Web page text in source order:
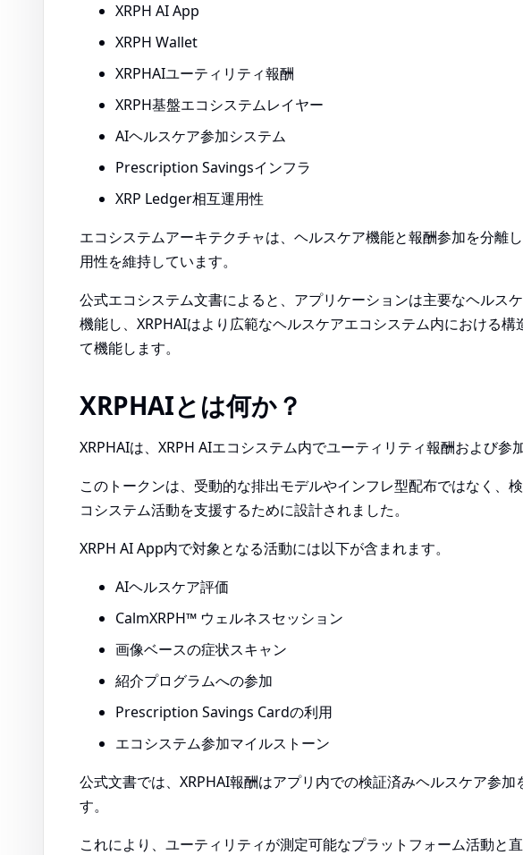
XRPH AI App
XRPH Wallet
XRPHAIユーティリティ報酬
XRPH基盤エコシステムレイヤー
AIヘルスケア参加システム
Prescription Savingsインフラ
XRP Ledger相互運用性
エコシステムアーキテクチャは、ヘルスケア機能と報酬参加を分離
用性を維持しています。
公式エコシステム文書によると、アプリケーションは主要なヘルス
機能し、XRPHAIはより広範なヘルスケアエコシステム内における
て機能します。
XRPHAIとは何か？
XRPHAIは、XRPH AIエコシステム内でユーティリティ報酬および参
このトークンは、受動的な排出モデルやインフレ型配布ではなく、
コシステム活動を支援するために設計されました。
XRPH AI App内で対象となる活動には以下が含まれます。
AIヘルスケア評価
CalmXRPH™ ウェルネスセッション
画像ベースの症状スキャン
紹介プログラムへの参加
Prescription Savings Cardの利用
エコシステム参加マイルストーン
公式文書では、XRPHAI報酬はアプリ内での検証済みヘルスケア参
す。
これにより、ユーティリティが測定可能なプラットフォーム活動と